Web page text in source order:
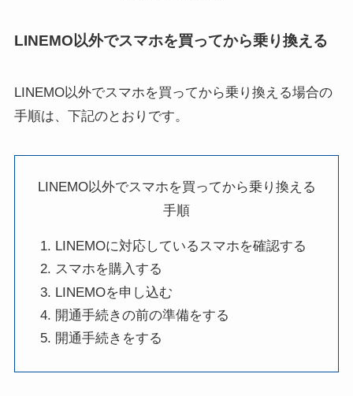
LINEMO以外でスマホを買ってから乗り換える
LINEMO以外でスマホを買ってから乗り換える場合の
手順は、下記のとおりです。
LINEMO以外でスマホを買ってから乗り換える
手順
LINEMOに対応しているスマホを確認する
スマホを購入する
LINEMOを申し込む
開通手続きの前の準備をする
開通手続きをする